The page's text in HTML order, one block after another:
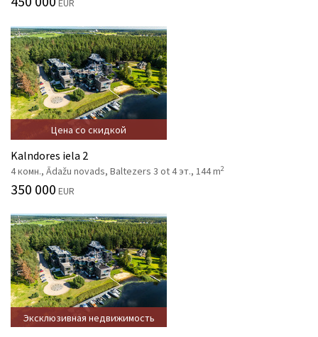
EUR
Цена со скидкой
Kalndores iela 2
4 комн., Ādažu novads, Baltezers 3 ot 4 эт., 144 m2
350 000 EUR
Эксклюзивная недвижимость